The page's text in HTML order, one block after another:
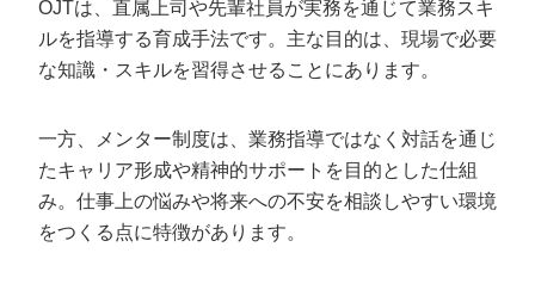
メンター制度の設計と運用で定着率を高め
よう
OJTは、直属上司や先輩社員が実務を通じて業務スキ
ルを指導する育成手法です。主な目的は、現場で必要
な知識・スキルを習得させることにあります。
一方、メンター制度は、業務指導ではなく対話を通じ
たキャリア形成や精神的サポートを目的とした仕組
み。仕事上の悩みや将来への不安を相談しやすい環境
をつくる点に特徴があります。